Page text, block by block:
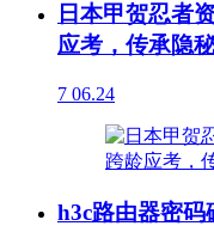
日本甲贺忍者
应考，传承隐
7 06.24
h3c路由器密码